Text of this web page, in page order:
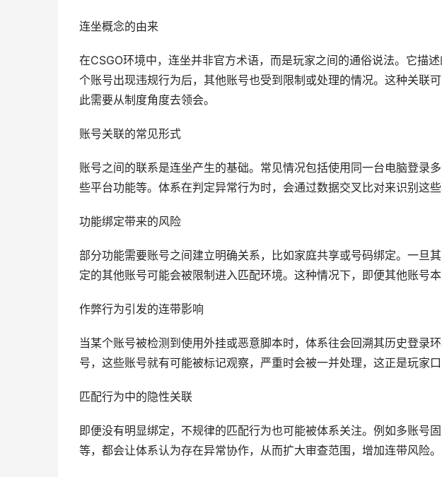
连坐概念的由来
在CSGO环境中，连坐并非官方术语，而是玩家之间的通俗说法。它描
个账号出现违规行为后，其他账号也受到限制或处理的情况。这种关联
此需要从制度角度去领会。
账号关联的常见形式
账号之间的联系是连坐产生的基础。常见情况包括使用同一台电脑登录
些平台功能等。体系在判定异常行为时，会通过数据交叉比对来识别这
功能绑定带来的风险
部分功能需要账号之间建立明确关系，比如家庭共享或号码绑定。一旦
定的其他账号可能会被限制进入匹配环境。这种情况下，即便其他账号
作弊行为引发的连带影响
当某个账号被检测到使用外挂或恶意脚本时，体系往会回溯其历史登录
号，这些账号就有可能被标记观察，严重时会被一并处理，这正是玩家口
匹配行为中的隐性关联
即便没有明显绑定，不规律的匹配行为也可能被体系关注。例如多账号
等，都会让体系认为存在异常协作，从而扩大审查范围，增加连带风险。